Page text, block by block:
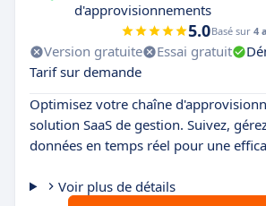
d'approvisionnements
5.0Basé sur 4
Version gratuite Essai gratuit
Tarif sur demande
Optimisez votre chaîne
solution SaaS de gestion. Suivez,
données en temps réel pour une
Voir plus de détails